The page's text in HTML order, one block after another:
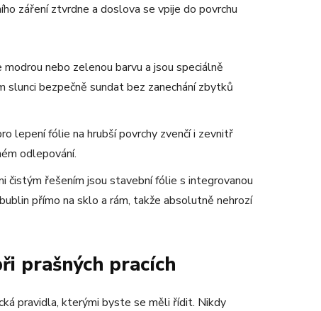
záření ztvrdne a doslova se vpije do povrchu
nebo zelenou barvu a jsou speciálně
slunci bezpečně sundat bez zanechání zbytků
lepení fólie na hrubší povrchy zvenčí i zevnitř
odlepování.
čistým řešením jsou stavební fólie s integrovanou
přímo na sklo a rám, takže absolutně nehrozí
prašných pracích
pravidla, kterými byste se měli řídit. Nikdy